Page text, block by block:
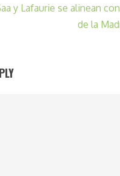
y Lafaurie se alinean
de la